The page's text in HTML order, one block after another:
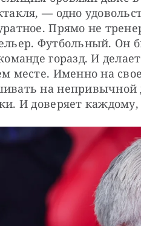
— одно
Прямо не
Футбольный. Он
горазд. И
месте. Именно на
на непривычной
И доверяет